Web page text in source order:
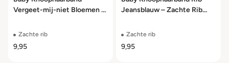
Vergeet-mij-niet Bloemen –
24 Maanden
Zachte rib
9,95
Jeansblauw – Zachte Rib
Zachte rib
9,95